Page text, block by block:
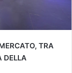
TRA
DELLA